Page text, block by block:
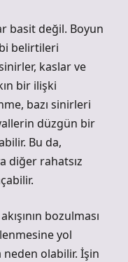
basit değil. Boyun
belirtileri
kaslar ve
bir ilişki
bazı sinirleri
düzgün bir
Bu da,
diğer rahatsız
bozulması
yol
olabilir. İşin